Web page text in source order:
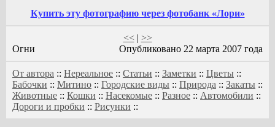
Купить эту фотографию через фотобанк «Лори»
<<| >>
Огни
Опубликовано 22 марта 2007 года
От автора :: Нереальное :: Статьи :: Заметки :: Цветы ::
Бабочки :: Митино :: Городские виды :: Природа :: Закаты ::
Животные :: Кошки :: Насекомые :: Разное :: Автомобили ::
Дороги и пробки :: Рисунки ::